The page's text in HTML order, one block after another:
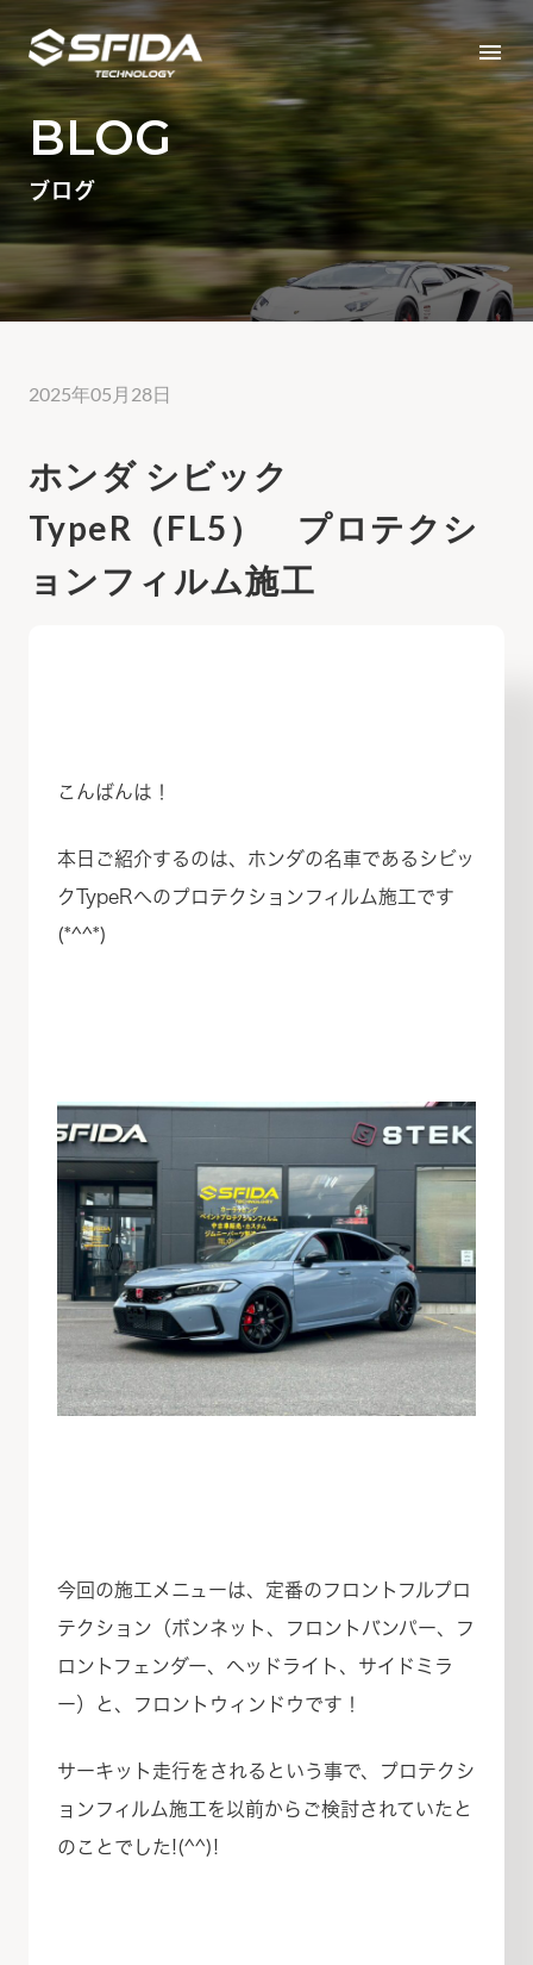
menu
BLOG
ブログ
2025年05月28日
ホンダ シビック
TypeR（FL5） プロテクシ
ョンフィルム施工
こんばんは！
本日ご紹介するのは、ホンダの名車であるシビッ
クTypeRへのプロテクションフィルム施工です
(*^^*)
今回の施工メニューは、定番のフロントフルプロ
テクション（ボンネット、フロントバンパー、フ
ロントフェンダー、ヘッドライト、サイドミラ
ー）と、フロントウィンドウです！
サーキット走行をされるという事で、プロテクシ
ョンフィルム施工を以前からご検討されていたと
のことでした!(^^)!